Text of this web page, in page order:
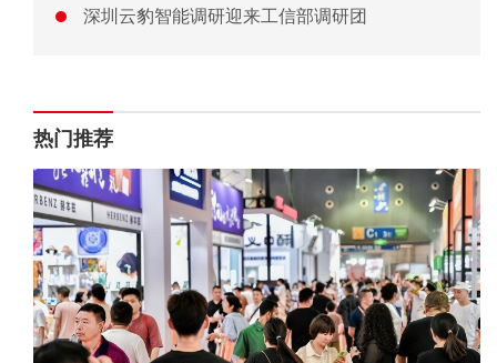
深圳云豹智能调研迎来工信部调研团
热门推荐